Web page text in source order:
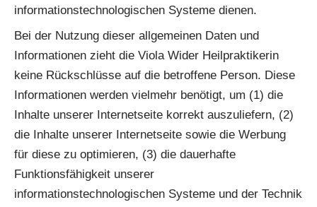
informationstechnologischen Systeme dienen.
Bei der Nutzung dieser allgemeinen Daten und
Informationen zieht die Viola Wider Heilpraktikerin
keine Rückschlüsse auf die betroffene Person. Diese
Informationen werden vielmehr benötigt, um (1) die
Inhalte unserer Internetseite korrekt auszuliefern, (2)
die Inhalte unserer Internetseite sowie die Werbung
für diese zu optimieren, (3) die dauerhafte
Funktionsfähigkeit unserer
informationstechnologischen Systeme und der Technik